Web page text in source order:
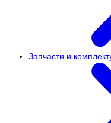
Запчасти и